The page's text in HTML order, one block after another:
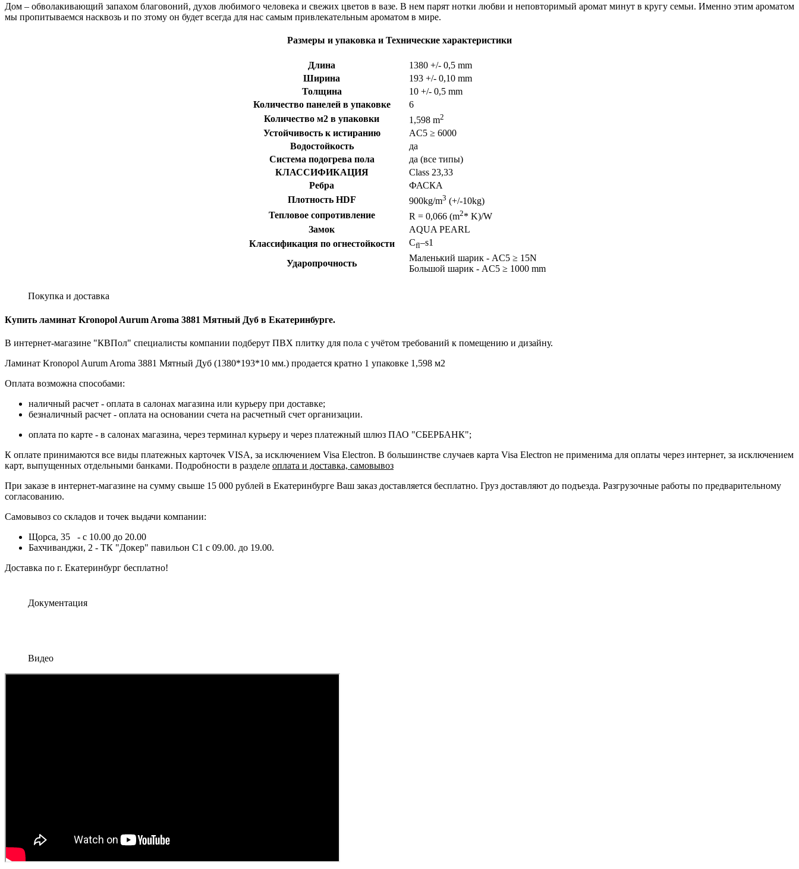
Дом – обволакивающий запахом благовоний, духов любимого человека и свежих цветов в вазе. В нем парят нотки любви и неповторимый аромат минут в кругу семьи. Именно этим ароматом
мы пропитываемся насквозь и по зтому он будет всегда для нас самым привлекательным ароматом в мире.
Размеры и упаковка и Технические характеристики
Длина 1380 +/- 0,5 mm
Ширина
193 +/- 0,10 mm
Толщина
10 +/- 0,5 mm
Количество панелей в упаковке
6
Количество м2 в упаковки
1,598 m2
Устойчивость к истиранию
AC5 ≥ 6000
Водостойкость
да
Система подогрева пола
да (все типы)
КЛАССИФИКАЦИЯ
Class 23,33
Ребра
ФАСКА
Плотность HDF
900kg/m3 (+/-10kg)
Тепловое сопротивление
R = 0,066 (m2* K)/W
Замок
AQUA PEARL
Классификация по огнестойкости
Cfl–s1
Ударопрочность
Маленький шарик - AC5 ≥ 15N
Большой шарик - AC5 ≥ 1000 mm
Покупка и доставка
Купить ламинат Kronopol Aurum Aroma 3881 Мятный Дуб в Екатеринбурге.
В интернет-магазине "КВПол" специалисты компании подберут ПВХ плитку для пола с учётом требований к помещению и дизайну.
Ламинат Kronopol Aurum Aroma 3881 Мятный Дуб (1380*193*10 мм.) продается кратно 1 упаковке 1,598 м2
Оплата возможна способами:
наличный расчет - оплата в салонах магазина или курьеру при доставке;
безналичный расчет - оплата на основании счета на расчетный счет организации.
оплата по карте - в салонах магазина, через терминал курьеру и через платежный шлюз ПАО "СБЕРБАНК";
К оплате принимаются все виды платежных карточек VISA, за исключением Visa Electron. В большинстве случаев карта Visa Electron не применима для оплаты через интернет, за исключением
карт, выпущенных отдельными банками. Подробности в разделе оплата и доставка, самовывоз
При заказе в интернет-магазине на сумму свыше 15 000 рублей в Екатеринбурге Ваш заказ доставляется бесплатно. Груз доставляют до подъезда. Разгрузочные работы по предварительному
согласованию.
Самовывоз со складов и точек выдачи компании:
Щорса, 35 - с 10.00 до 20.00
Бахчиванджи, 2 - ТК "Докер" павильон С1 с 09.00. до 19.00.
Доставка по г. Екатеринбург бесплатно!
Документация
Видео